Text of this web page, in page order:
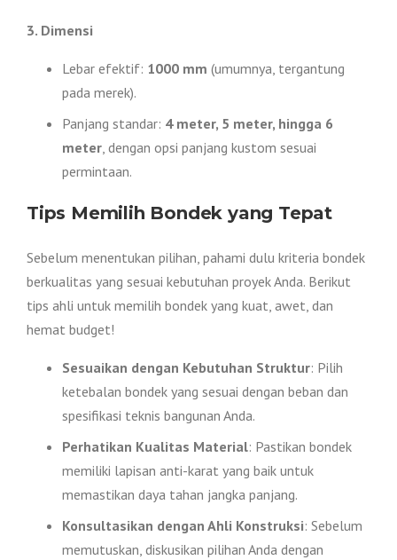
3. Dimensi
Lebar efektif: 1000 mm (umumnya, tergantung
pada merek).
Panjang standar: 4 meter, 5 meter, hingga 6
meter, dengan opsi panjang kustom sesuai
permintaan.
Tips Memilih Bondek yang Tepat
Sebelum menentukan pilihan, pahami dulu kriteria bondek
berkualitas yang sesuai kebutuhan proyek Anda. Berikut
tips ahli untuk memilih bondek yang kuat, awet, dan
hemat budget!
Sesuaikan dengan Kebutuhan Struktur: Pilih
ketebalan bondek yang sesuai dengan beban dan
spesifikasi teknis bangunan Anda.
Perhatikan Kualitas Material: Pastikan bondek
memiliki lapisan anti-karat yang baik untuk
memastikan daya tahan jangka panjang.
Konsultasikan dengan Ahli Konstruksi: Sebelum
memutuskan, diskusikan pilihan Anda dengan